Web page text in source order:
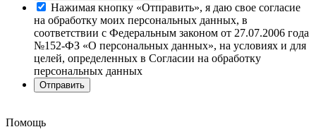
Нажимая кнопку «Отправить», я даю свое согласие
на обработку моих персональных данных, в
соответствии с Федеральным законом от 27.07.2006 года
№152-ФЗ «О персональных данных», на условиях и для
целей, определенных в Согласии на обработку
персональных данных
Помощь